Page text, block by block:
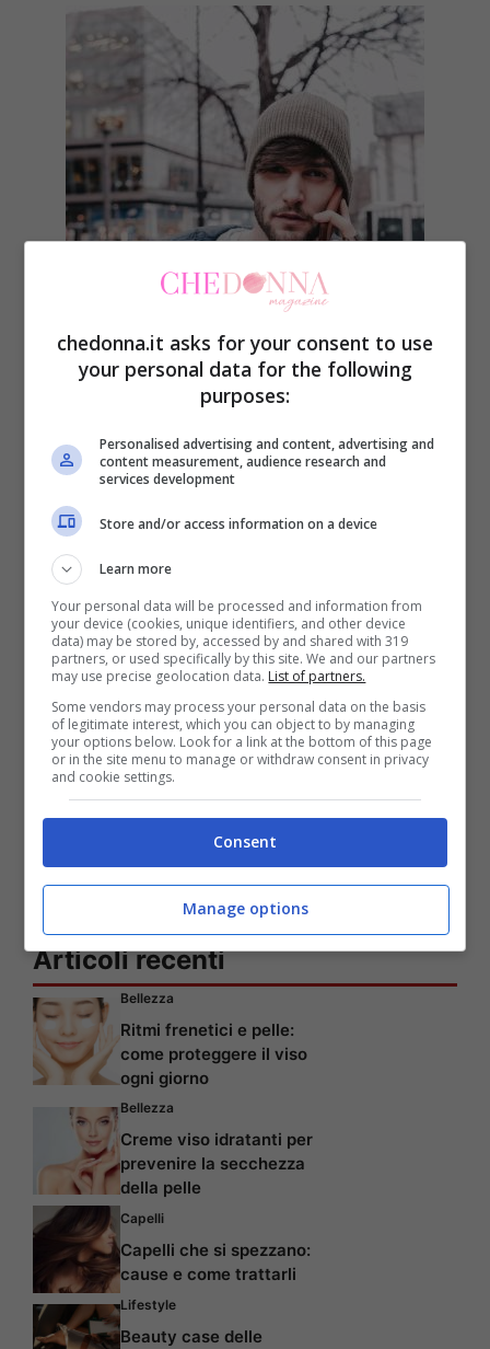
Alcuni postati da Laura su Instagram e le
verità.
I due ex protagonisti diUomini e donne
sono incontrati per motivi lavorativi sul set
di uno shooting fotografico ed al momento
sono entrambi single.
Che sia scoccata la scintilla?
CLICCA SU SUCCESSIVA.
Articoli recenti
Bellezza
Ritmi frenetici e pelle:
come proteggere il viso
ogni giorno
Bellezza
Creme viso idratanti per
prevenire la secchezza
della pelle
Capelli
Capelli che si spezzano:
cause e come trattarli
Lifestyle
Beauty case delle
chedonna.it asks for your consent to use
your personal data for the following
purposes:
Personalised advertising and content, advertising and
content measurement, audience research and
services development
Store and/or access information on a device
Learn more
Your personal data will be processed and information from
your device (cookies, unique identifiers, and other device
data) may be stored by, accessed by and shared with 319
partners, or used specifically by this site. We and our partners
may use precise geolocation data. List of partners.
Some vendors may process your personal data on the basis
of legitimate interest, which you can object to by managing
your options below. Look for a link at the bottom of this page
or in the site menu to manage or withdraw consent in privacy
and cookie settings.
Consent
Manage options